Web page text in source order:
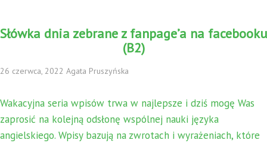
Słówka dnia zebrane z fanpage’a na facebooku
(B2)
26 czerwca, 2022 Agata Pruszyńska
Wakacyjna seria wpisów trwa w najlepsze i dziś mogę Was
zaprosić na kolejną odsłonę wspólnej nauki języka
angielskiego. Wpisy bazują na zwrotach i wyrażeniach, które